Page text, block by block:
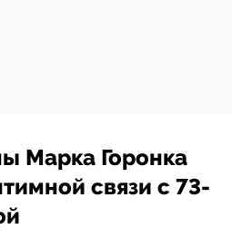
Марка Горонка
связи с 73-